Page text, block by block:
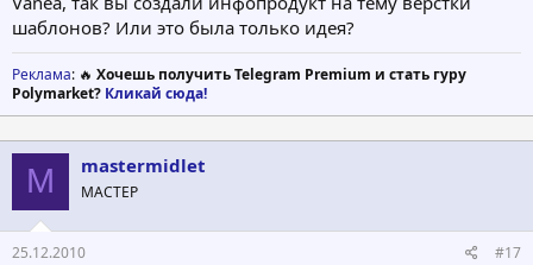
шаблонов? Или это была только идея?
Реклама: 🔥 Хочешь получить Telegram Premium и стать гуру
Polymarket? Кликай сюда!
M mastermidlet
МАСТЕР
25.12.2010 #17